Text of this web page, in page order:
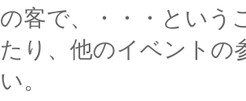
の客で、・・・という
たり、他のイベントの
い。